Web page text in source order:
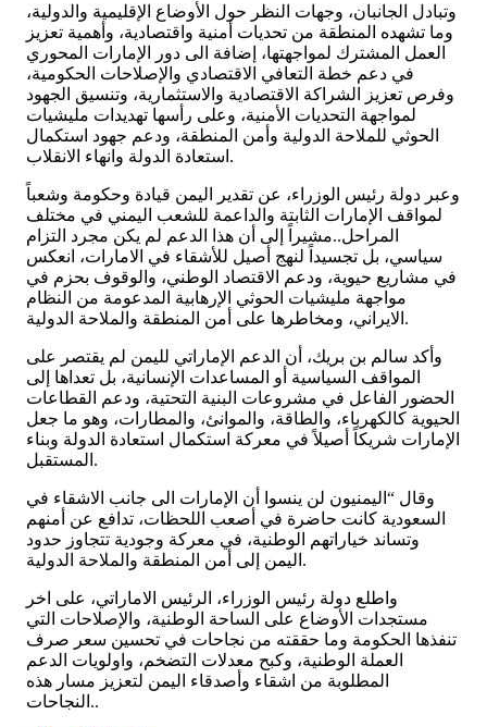
وتبادل الجانبان، وجهات النظر حول الأوضاع الإقليمية والدولية،
وما تشهده المنطقة من تحديات أمنية واقتصادية، وأهمية تعزيز
العمل المشترك لمواجهتها، إضافة الى دور الإمارات المحوري
في دعم خطة التعافي الاقتصادي والإصلاحات الحكومية،
وفرص تعزيز الشراكة الاقتصادية والاستثمارية، وتنسيق الجهود
لمواجهة التحديات الأمنية، وعلى رأسها تهديدات مليشيات
الحوثي للملاحة الدولية وأمن المنطقة، ودعم جهود استكمال
استعادة الدولة وانهاء الانقلاب.
وعبر دولة رئيس الوزراء، عن تقدير اليمن قيادة وحكومة وشعباً
لمواقف الإمارات الثابتة والداعمة للشعب اليمني في مختلف
المراحل..مشيراً إلى أن هذا الدعم لم يكن مجرد التزام
سياسي، بل تجسيداً لنهج أصيل للأشقاء في الامارات، انعكس
في مشاريع حيوية، ودعم الاقتصاد الوطني، والوقوف بحزم في
مواجهة مليشيات الحوثي الإرهابية المدعومة من النظام
الايراني، ومخاطرها على أمن المنطقة والملاحة الدولية.
وأكد سالم بن بريك، أن الدعم الإماراتي لليمن لم يقتصر على
المواقف السياسية أو المساعدات الإنسانية، بل تعداها إلى
الحضور الفاعل في مشروعات البنية التحتية، ودعم القطاعات
الحيوية كالكهرباء، والطاقة، والموانئ، والمطارات، وهو ما جعل
الإمارات شريكاً أصيلاً في معركة استكمال استعادة الدولة وبناء
المستقبل.
وقال “اليمنيون لن ينسوا أن الإمارات الى جانب الاشقاء في
السعودية كانت حاضرة في أصعب اللحظات، تدافع عن أمنهم
وتساند خياراتهم الوطنية، في معركة وجودية تتجاوز حدود
اليمن إلى أمن المنطقة والملاحة الدولية.
واطلع دولة رئيس الوزراء، الرئيس الاماراتي، على اخر
مستجدات الأوضاع على الساحة الوطنية، والإصلاحات التي
تنفذها الحكومة وما حققته من نجاحات في تحسين سعر صرف
العملة الوطنية، وكبح معدلات التضخم، واولويات الدعم
المطلوبة من اشقاء وأصدقاء اليمن لتعزيز مسار هذه
النجاحات..